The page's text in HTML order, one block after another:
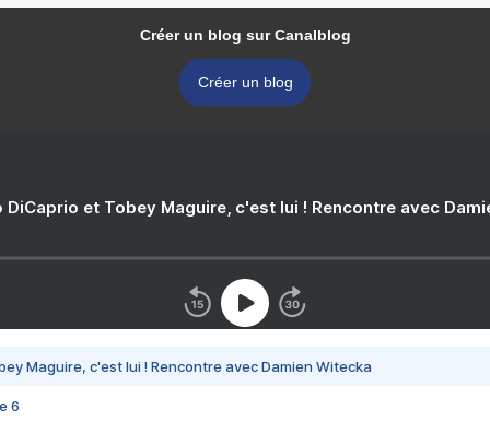
Créer un blog sur Canalblog
Créer un blog
DiCaprio et Tobey Maguire, c'est lui ! Rencontre avec
Maguire, c'est lui ! Rencontre avec Damien Witecka
6